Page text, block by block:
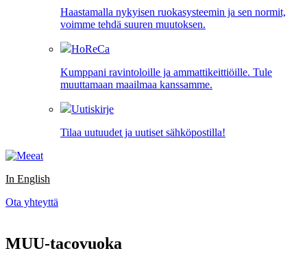
Haastamalla nykyisen ruokasysteemin ja sen normit,
voimme tehdä suuren muutoksen.
HoReCa
Kumppani ravintoloille ja ammattikeittiöille. Tule
muuttamaan maailmaa kanssamme.
Uutiskirje
Tilaa uutuudet ja uutiset sähköpostilla!
In English
Ota yhteyttä
MUU-tacovuoka